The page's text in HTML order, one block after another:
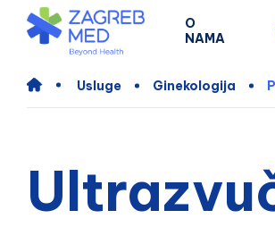
O
NAMA
Usluge Ginekologija